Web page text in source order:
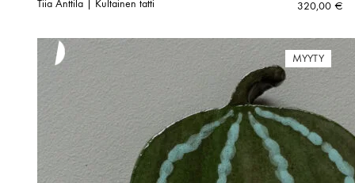
Tiia Anttila | Kultainen tatti 320,00 €
MYYTY